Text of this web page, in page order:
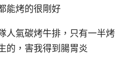
能烤的很剛好
人氣碳烤牛排，只有一半烤
的，害我得到腸胃炎